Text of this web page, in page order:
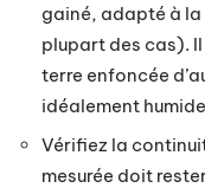
gainé, adapté à la
plupart des cas).
terre enfoncée
idéalement
Vérifiez la
mesurée doit